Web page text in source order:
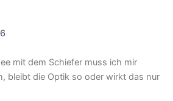
mit dem Schiefer muss ich mir
bleibt die Optik so oder wirkt das nur